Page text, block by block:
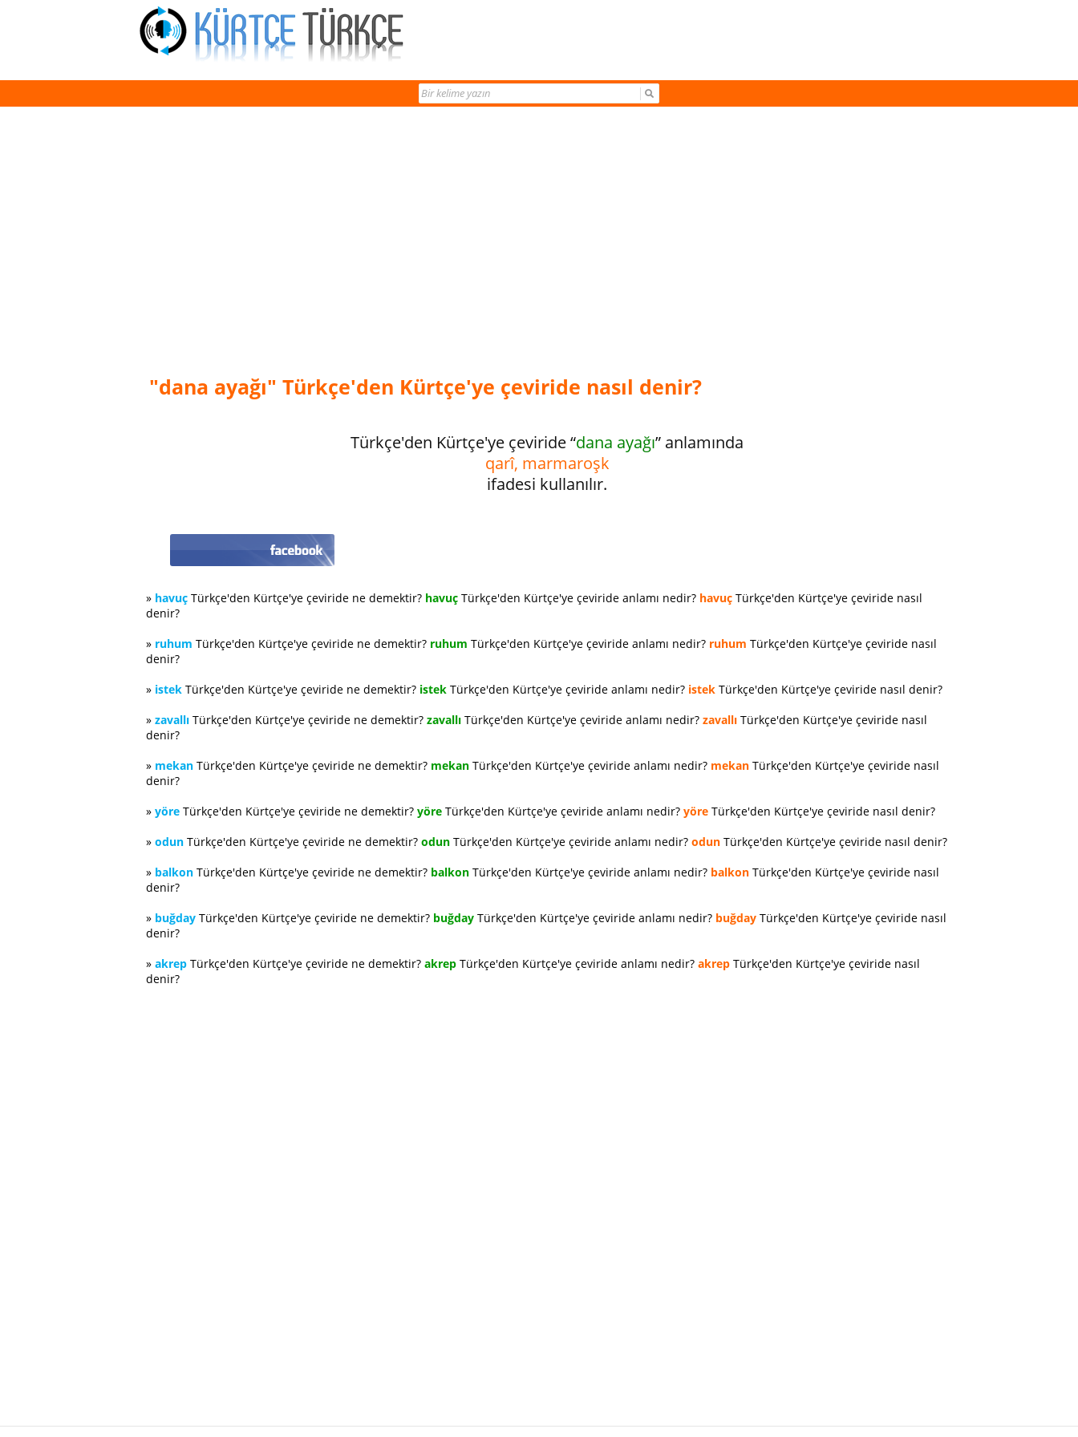
"dana ayağı" Türkçe'den Kürtçe'ye çeviride nasıl denir?
Türkçe'den Kürtçe'ye çeviride “dana ayağı” anlamında
qarî, marmaroşk
ifadesi kullanılır.
» havuç Türkçe'den Kürtçe'ye çeviride ne demektir? havuç Türkçe'den Kürtçe'ye çeviride anlamı nedir? havuç Türkçe'den Kürtçe'ye çeviride nasıl
denir?
» ruhum Türkçe'den Kürtçe'ye çeviride ne demektir? ruhum Türkçe'den Kürtçe'ye çeviride anlamı nedir? ruhum Türkçe'den Kürtçe'ye çeviride nasıl
denir?
» istek Türkçe'den Kürtçe'ye çeviride ne demektir? istek Türkçe'den Kürtçe'ye çeviride anlamı nedir? istek Türkçe'den Kürtçe'ye çeviride nasıl denir?
» zavallı Türkçe'den Kürtçe'ye çeviride ne demektir? zavallı Türkçe'den Kürtçe'ye çeviride anlamı nedir? zavallı Türkçe'den Kürtçe'ye çeviride nasıl
denir?
» mekan Türkçe'den Kürtçe'ye çeviride ne demektir? mekan Türkçe'den Kürtçe'ye çeviride anlamı nedir? mekan Türkçe'den Kürtçe'ye çeviride nasıl
denir?
» yöre Türkçe'den Kürtçe'ye çeviride ne demektir? yöre Türkçe'den Kürtçe'ye çeviride anlamı nedir? yöre Türkçe'den Kürtçe'ye çeviride nasıl denir?
» odun Türkçe'den Kürtçe'ye çeviride ne demektir? odun Türkçe'den Kürtçe'ye çeviride anlamı nedir? odun Türkçe'den Kürtçe'ye çeviride nasıl denir?
» balkon Türkçe'den Kürtçe'ye çeviride ne demektir? balkon Türkçe'den Kürtçe'ye çeviride anlamı nedir? balkon Türkçe'den Kürtçe'ye çeviride nasıl
denir?
» buğday Türkçe'den Kürtçe'ye çeviride ne demektir? buğday Türkçe'den Kürtçe'ye çeviride anlamı nedir? buğday Türkçe'den Kürtçe'ye çeviride nasıl
denir?
» akrep Türkçe'den Kürtçe'ye çeviride ne demektir? akrep Türkçe'den Kürtçe'ye çeviride anlamı nedir? akrep Türkçe'den Kürtçe'ye çeviride nasıl
denir?